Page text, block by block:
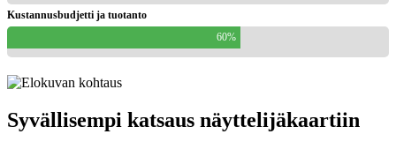
Kustannusbudjetti ja tuotanto
60%
Syvällisempi katsaus näyttelijäkaartiin